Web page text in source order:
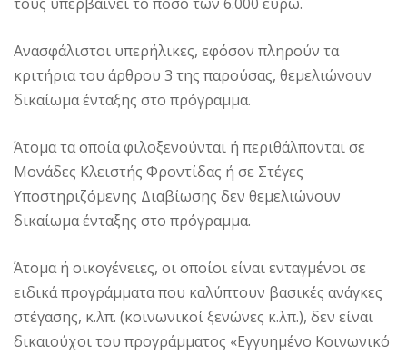
Ανασφάλιστοι υπερήλικες, εφόσον πληρούν τα
κριτήρια του άρθρου 3 της παρούσας, θεμελιώνουν
δικαίωμα ένταξης στο πρόγραμμα.
Άτομα τα οποία φιλοξενούνται ή περιθάλπονται σε
Μονάδες Κλειστής Φροντίδας ή σε Στέγες
Υποστηριζόμενης Διαβίωσης δεν θεμελιώνουν
δικαίωμα ένταξης στο πρόγραμμα.
Άτομα ή οικογένειες, οι οποίοι είναι ενταγμένοι σε
ειδικά προγράμματα που καλύπτουν βασικές ανάγκες
στέγασης, κ.λπ. (κοινωνικοί ξενώνες κ.λπ.), δεν είναι
δικαιούχοι του προγράμματος «Εγγυημένο Κοινωνικό